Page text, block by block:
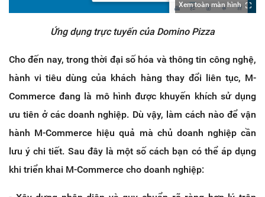
Xem toàn màn hình
Ứng dụng trực tuyến của Domino Pizza
Cho đến nay, trong thời đại số hóa và thông tin công nghệ,
hành vi tiêu dùng của khách hàng thay đổi liên tục, M-
Commerce đang là mô hình được khuyến khích sử dụng
ưu tiên ở các doanh nghiệp. Dù vậy, làm cách nào để vận
hành M-Commerce hiệu quả mà chủ doanh nghiệp cần
lưu ý chi tiết. Sau đây là một số cách bạn có thể áp dụng
khi triển khai M-Commerce cho doanh nghiệp: